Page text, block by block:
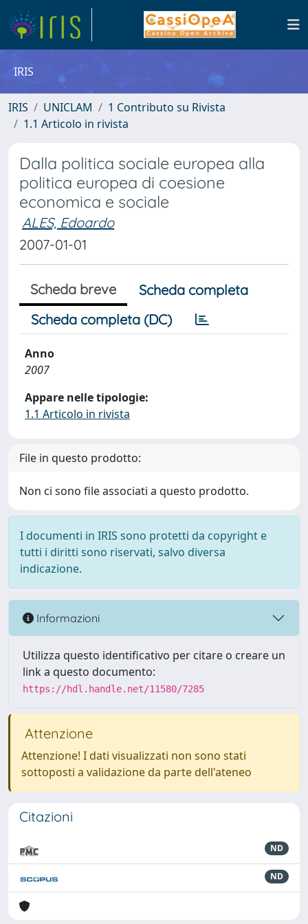
IRIS
IRIS UNICLAM
1 Contributo su Rivista
1.1 Articolo in rivista
Dalla politica sociale europea alla
politica europea di coesione
economica e sociale
ALES, Edoardo
2007-01-01
Scheda breve
Scheda completa
Scheda completa (DC)
Anno
2007
Appare nelle tipologie:
1.1 Articolo in rivista
File in questo prodotto:
Non ci sono file associati a questo prodotto.
I documenti in IRIS sono protetti da copyright e
tutti i diritti sono riservati, salvo diversa
indicazione.
Informazioni
Utilizza questo identificativo per citare o creare un
link a questo documento:
https://hdl.handle.net/11580/7285
Attenzione
Attenzione! I dati visualizzati non sono stati
sottoposti a validazione da parte dell'ateneo
Citazioni
ND
ND